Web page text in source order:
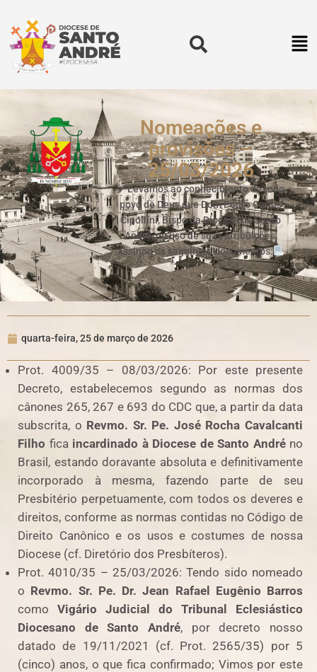
Nomeações e
provisões –
25/03/2026
🖌Levamos ao conhecimento de todo
povo de Deus que Dom Pedro Carlos
Cipollini, Bispo da Diocese de Santo
André, no uso de suas atribuições,
assinou os seguintes documentos:
quarta-feira, 25 de março de 2026
Prot. 4009/35 – 08/03/2026: Por este presente
Decreto, estabelecemos segundo as normas dos
cânones 265, 267 e 693 do CDC que, a partir da data
subscrita, o Revmo. Sr. Pe. José Rocha Cavalcanti
Filho fica incardinado à Diocese de Santo Andréno
Brasil, estando doravante absoluta e definitivamente
incorporado à mesma, fazendo parte de seu
Presbitério perpetuamente, com todos os deveres e
direitos, conforme as normas contidas no Código de
Direito Canônico e os usos e costumes de nossa
Diocese (cf. Diretório dos Presbíteros).
Prot. 4010/35 – 25/03/2026: Tendo sido nomeado
o Revmo. Sr. Pe. Dr. Jean Rafael Eugênio Barros
comoVigário Judicial do Tribunal Eclesiástico
Diocesano de Santo André, por decreto nosso
datado de 19/11/2021 (cf. Prot. 2565/35) por 5
(cinco) anos, o que fica confirmado; Vimos por este